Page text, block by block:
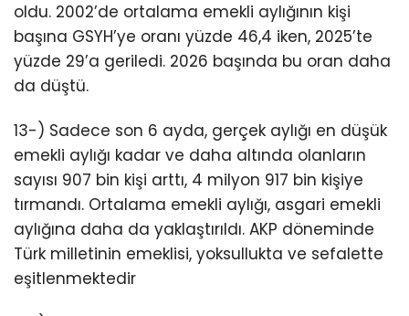
oldu. 2002’de ortalama emekli aylığının kişi
başına GSYH’ye oranı yüzde 46,4 iken, 2025’te
yüzde 29’a geriledi. 2026 başında bu oran daha
da düştü.
13-) Sadece son 6 ayda, gerçek aylığı en düşük
emekli aylığı kadar ve daha altında olanların
sayısı 907 bin kişi arttı, 4 milyon 917 bin kişiye
tırmandı. Ortalama emekli aylığı, asgari emekli
aylığına daha da yaklaştırıldı. AKP döneminde
Türk milletinin emeklisi, yoksullukta ve sefalette
eşitlenmektedir